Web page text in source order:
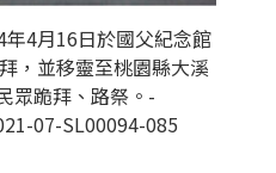
4月16日於國父紀念館
，並移靈至桃園縣大溪
眾跪拜、路祭。-
07-SL00094-085